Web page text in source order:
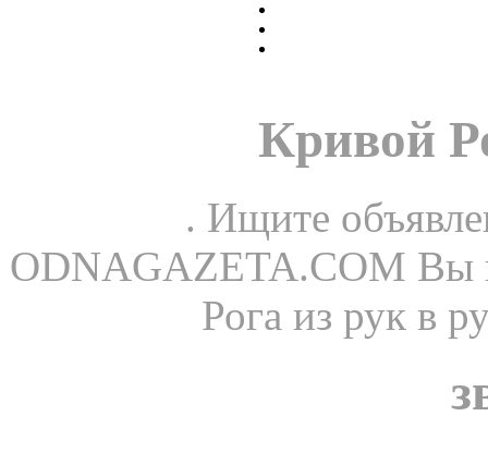
Кривой
. Ищите
ODNAGAZETA.COM Вы
Рога из рук в